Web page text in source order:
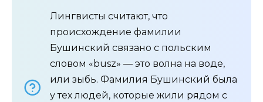
Лингвисты считают, что
происхождение фамилии
Бушинский связано с польским
словом «busz» — это волна на воде,
или зыбь. Фамилия Бушинский была
у тех людей, которые жили рядом с